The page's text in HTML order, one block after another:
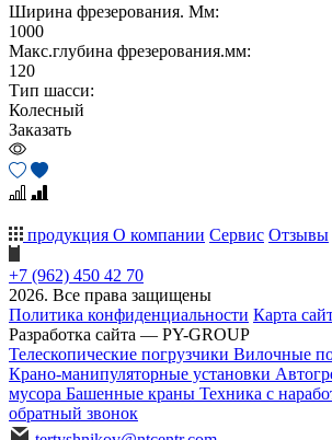
Ширина фрезерования. Мм:
1000
Макс.глубина фрезерования.мм:
120
Тип шасси:
Колесный
Заказать
продукция О компании Сервис Отзывы
+7 (962) 450 42 70
2026. Все права защищены
Политика конфиденциальности Карта
Разработка сайта — PY-GROUP
Телескопические погрузчики Вилочные
Крано-манипуляторные установки
мусора Башенные краны Техника с
обратный звонок